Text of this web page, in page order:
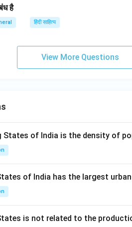
है
हिंदी साहित्य
View More Questions
States of India is the density of
of India has the largest
is not related to the